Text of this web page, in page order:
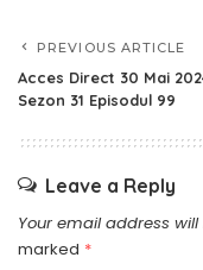
PREVIOUS ARTICLE
Acces Direct 30 Mai
Sezon 31 Episodul 99
Leave a Reply
Your email address
marked *